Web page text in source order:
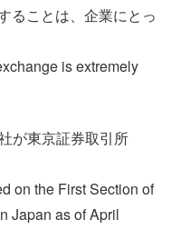
ることは、企業にとっ
is extremely
が東京証券取引所
on the First Section of
Japan as of April